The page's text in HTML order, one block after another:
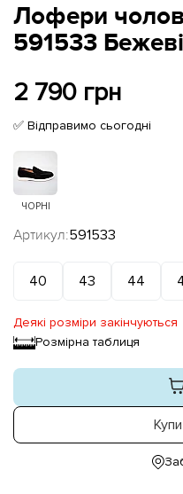
Лофери
591533 Бежеві
2 790 грн
✅ Відправимо сьогодні
ЧОРНІ
Артикул:591533
40 43 44
Деякі розміри закінчуються
Розмірна таблиця